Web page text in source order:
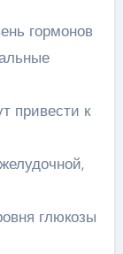
гормонов
привести к
глюкозы